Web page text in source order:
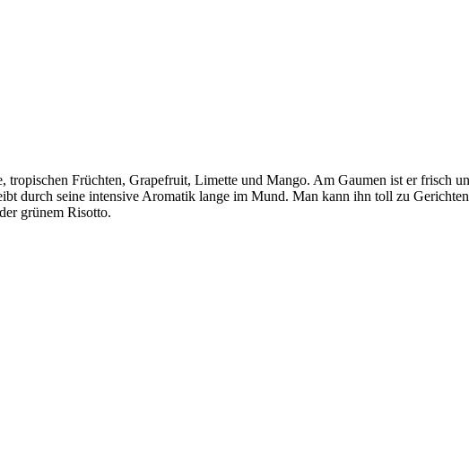
Früchten, Grapefruit, Limette und Mango. Am Gaumen ist er frisch
durch seine intensive Aromatik lange im Mund. Man kann ihn toll zu
grünem Risotto.